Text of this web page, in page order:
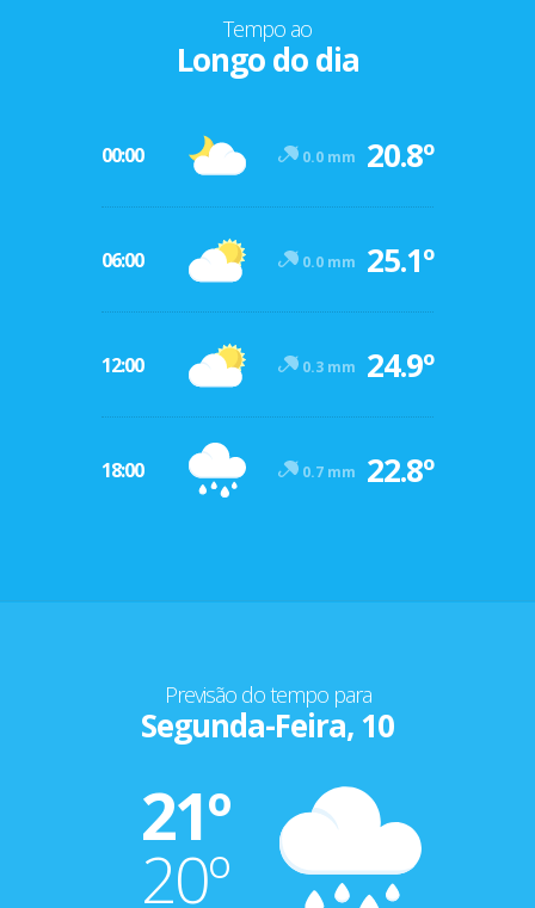
Tempo ao
Longo do dia
00:00 0.0 mm 20.8º
06:00 0.0 mm 25.1º
12:00 0.3 mm 24.9º
18:00 0.7 mm 22.8º
Previsão do tempo para
Segunda-Feira, 10
21º
20º